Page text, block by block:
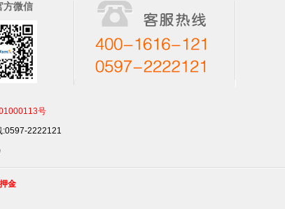
方微信
号
:0597-2222121
金